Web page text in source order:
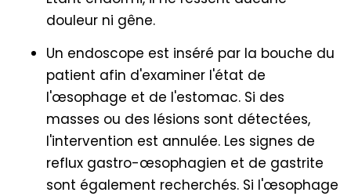
douleur ni gêne.
Un endoscope est inséré par la bouche du
patient afin d'examiner l'état de
l'œsophage et de l'estomac. Si des
masses ou des lésions sont détectées,
l'intervention est annulée. Les signes de
reflux gastro-œsophagien et de gastrite
sont également recherchés. Si l'œsophage